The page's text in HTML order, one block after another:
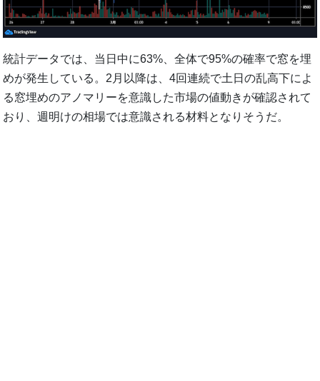
統計データでは、当日中に63%、全体で95%の確率で窓を埋
めが発生している。2月以降は、4回連続で土日の乱高下によ
る窓埋めのアノマリーを意識した市場の値動きが確認されて
おり、週明けの相場では意識される材料となりそうだ。